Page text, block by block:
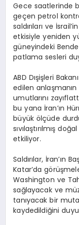
Gece saatlerinde
geçen petrol
saldırıları ve
etkisiyle yeniden
güneyindeki
patlama sesleri
ABD Dışişleri
edilen
umutlarını
bu yana İran’ın
büyük ölçüde
sıvılaştırılmış
etkiliyor.
Saldırılar, İran’ın
Katar’da
Washington ve
sağlayacak ve
tanıyacak bir
kaydedildiğini